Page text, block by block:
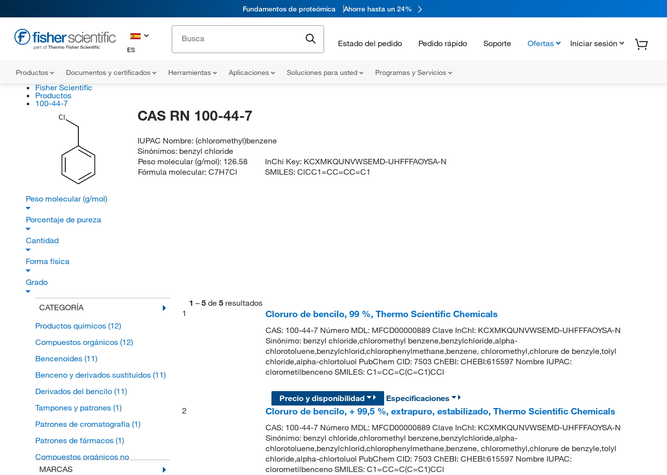
Fundamentos de proteómica Ahorre hasta un 24%
ES
Estado del pedido Pedido rápido Soporte Ofertas Iniciar sesión
Productos Documentos y certificados Herramientas Aplicaciones Soluciones para usted Programas y Servicios
Fisher Scientific
Productos
100-44-7
Cl CAS RN 100-44-7
IUPAC Nombre:(chloromethyl)benzene
Sinónimos: benzyl chloride
Peso molecular (g/mol): 126.58
Fórmula molecular: C7H7Cl
InChi Key: KCXMKQUNVWSEMD-UHFFFAOYSA-N
SMILES:ClCC1=CC=CC=C1
Peso molecular (g/mol)
Porcentaje de pureza
Cantidad
Forma física
Grado
CATEGORÍA
Productos químicos (12)
Compuestos orgánicos (12)
Bencenoides (11)
Benceno y derivados sustituidos (11)
Derivados del bencilo (11)
Tampones y patrones (1)
Patrones de cromatografía (1)
Patrones de fármacos (1)
Compuestos orgánicos no
clasificados
MARCAS
1 – 5 de 5 resultados
1
Cloruro de bencilo, 99 %, Thermo Scientific Chemicals
CAS: 100-44-7 Número MDL: MFCD00000889 Clave InChI: KCXMKQUNVWSEMD-UHFFFAOYSA-N
Sinónimo: benzyl chloride,chloromethyl benzene,benzylchloride,alpha-
chlorotoluene,benzylchlorid,chlorophenylmethane,benzene, chloromethyl,chlorure de benzyle,tolyl
chloride,alpha-chlortoluol PubChem CID: 7503 ChEBI: CHEBI:615597 Nombre IUPAC:
clorometilbenceno SMILES: C1=CC=C(C=C1)CCl
Precio y disponibilidad
Especificaciones
2
Cloruro de bencilo, + 99,5 %, extrapuro, estabilizado, Thermo Scientific Chemicals
CAS: 100-44-7 Número MDL: MFCD00000889 Clave InChI: KCXMKQUNVWSEMD-UHFFFAOYSA-N
Sinónimo: benzyl chloride,chloromethyl benzene,benzylchloride,alpha-
chlorotoluene,benzylchlorid,chlorophenylmethane,benzene, chloromethyl,chlorure de benzyle,tolyl
chloride,alpha-chlortoluol PubChem CID: 7503 ChEBI: CHEBI:615597 Nombre IUPAC:
clorometilbenceno SMILES: C1=CC=C(C=C1)CCl